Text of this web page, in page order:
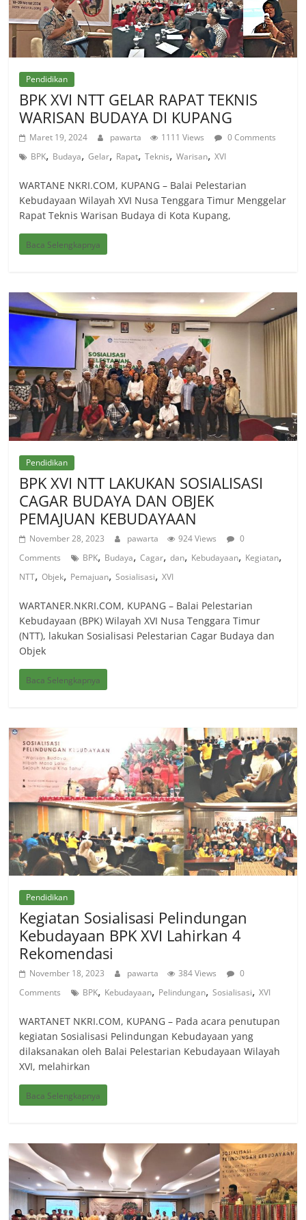
Pendidikan
BPK XVI NTT GELAR RAPAT TEKNIS
WARISAN BUDAYA DI KUPANG
Maret 19, 2024 pawarta 1111 Views
0 Comments
BPK, Budaya,Gelar, Rapat,Teknis,Warisan,XVI
WARTANE NKRI.COM, KUPANG – Balai Pelestarian
Kebudayaan Wilayah XVI Nusa Tenggara Timur Menggelar
Rapat Teknis Warisan Budaya di Kota Kupang,
Baca Selengkapnya
Pendidikan
BPK XVI NTT LAKUKAN SOSIALISASI
CAGAR BUDAYA DAN OBJEK
PEMAJUAN KEBUDAYAAN
November 28, 2023 pawarta 924 Views
0
Comments
BPK, Budaya,Cagar,dan, Kebudayaan, Kegiatan,
NTT,Objek, Pemajuan,Sosialisasi,XVI
WARTANER.NKRI.COM, KUPANG – Balai Pelestarian
Kebudayaan (BPK) Wilayah XVI Nusa Tenggara Timur
(NTT), lakukan Sosialisasi Pelestarian Cagar Budaya dan
Objek
Baca Selengkapnya
Pendidikan
Kegiatan Sosialisasi Pelindungan
Kebudayaan BPK XVI Lahirkan 4
Rekomendasi
November 18, 2023 pawarta 384 Views
0
Comments
BPK, Kebudayaan, Pelindungan,Sosialisasi,XVI
WARTANET NKRI.COM, KUPANG – Pada acara penutupan
kegiatan Sosialisasi Pelindungan Kebudayaan yang
dilaksanakan oleh Balai Pelestarian Kebudayaan Wilayah
XVI, melahirkan
Baca Selengkapnya